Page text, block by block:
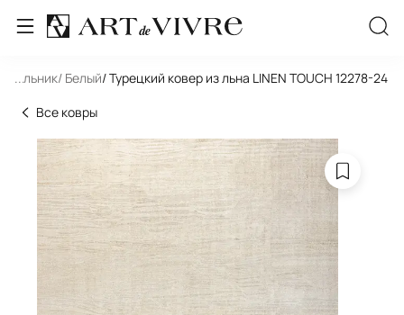
... / Белый/ Турецкий ковер из льна LINEN TOUCH 12278-24
Все ковры